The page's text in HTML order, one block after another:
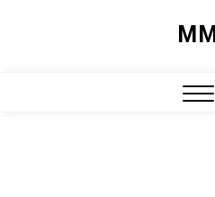
MMI